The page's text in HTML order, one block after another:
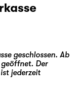
geschlossen. Ab
geöffnet. Der
ist jederzeit